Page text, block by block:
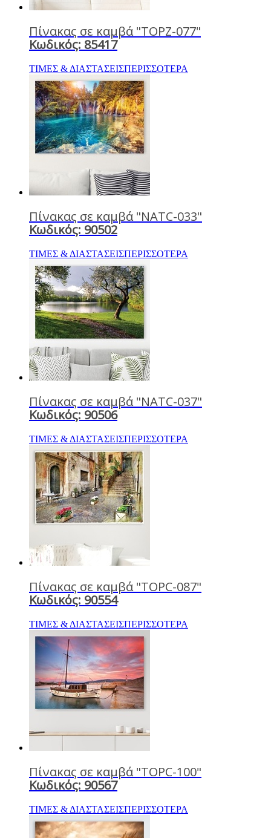
Πίνακας σε καμβά "TOPZ-077"
Κωδικός: 85417
ΤΙΜΕΣ & ΔΙΑΣΤΑΣΕΙΣΠΕΡΙΣΣΟΤΕΡΑ
Πίνακας σε καμβά "NATC-033"
Κωδικός: 90502
ΤΙΜΕΣ & ΔΙΑΣΤΑΣΕΙΣΠΕΡΙΣΣΟΤΕΡΑ
Πίνακας σε καμβά "NATC-037"
Κωδικός: 90506
ΤΙΜΕΣ & ΔΙΑΣΤΑΣΕΙΣΠΕΡΙΣΣΟΤΕΡΑ
Πίνακας σε καμβά "TOPC-087"
Κωδικός: 90554
ΤΙΜΕΣ & ΔΙΑΣΤΑΣΕΙΣΠΕΡΙΣΣΟΤΕΡΑ
Πίνακας σε καμβά "TOPC-100"
Κωδικός: 90567
ΤΙΜΕΣ & ΔΙΑΣΤΑΣΕΙΣΠΕΡΙΣΣΟΤΕΡΑ